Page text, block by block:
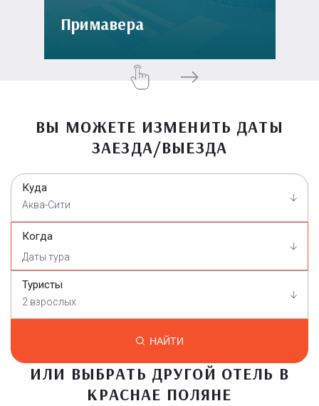
Примавера
ВЫ МОЖЕТЕ ИЗМЕНИТЬ ДАТЫ
ЗАЕЗДА/ВЫЕЗДА
Куда
Аква-Сити
Когда
Туристы
2 взрослых
НАЙТИ
ИЛИ ВЫБРАТЬ ДРУГОЙ ОТЕЛЬ В
КРАСНАЕ ПОЛЯНЕ